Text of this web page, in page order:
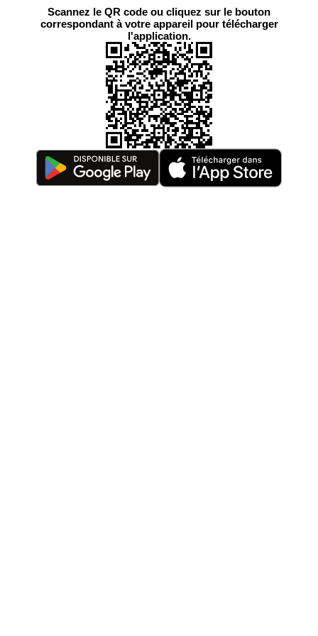
Scannez le QR code ou cliquez sur le bouton
correspondant à votre appareil pour télécharger
l'application.